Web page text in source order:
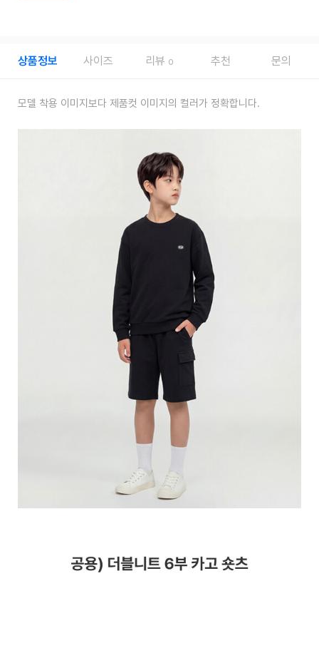
상품정보 사이즈 리뷰 0 추천 문의
모델 착용 이미지보다 제품컷 이미지의 컬러가 정확합니다.